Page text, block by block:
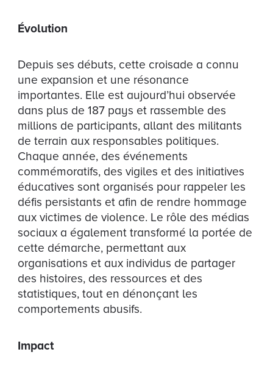
Évolution
Depuis ses débuts, cette croisade a connu
une expansion et une résonance
importantes. Elle est aujourd’hui observée
dans plus de 187 pays et rassemble des
millions de participants, allant des militants
de terrain aux responsables politiques.
Chaque année, des événements
commémoratifs, des vigiles et des initiatives
éducatives sont organisés pour rappeler les
défis persistants et afin de rendre hommage
aux victimes de violence. Le rôle des médias
sociaux a également transformé la portée de
cette démarche, permettant aux
organisations et aux individus de partager
des histoires, des ressources et des
statistiques, tout en dénonçant les
comportements abusifs.
Impact